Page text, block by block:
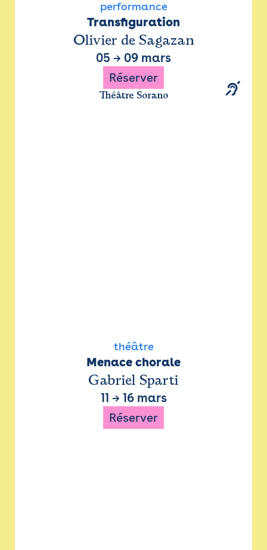
performance
Transfiguration
Olivier de Sagazan
05 → 09 mars
Réserver
Théâtre Sorano
théâtre
Menace chorale
Gabriel Sparti
11 → 16 mars
Réserver